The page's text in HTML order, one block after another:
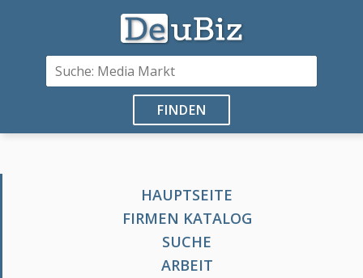
FINDEN
HAUPTSEITE
FIRMEN KATALOG
SUCHE
ARBEIT